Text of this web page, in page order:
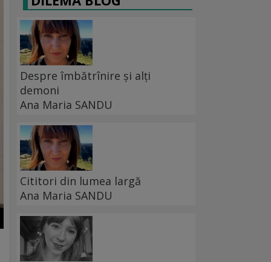
Despre îmbătrînire și alți
demoni
Ana Maria SANDU
Cititori din lumea largă
Ana Maria SANDU